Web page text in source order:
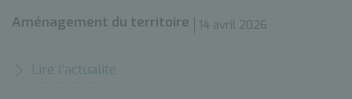
Aménagement du territoire 14 avril 2026
Lire l’actualité